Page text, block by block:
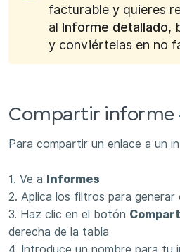
facturable y quieres
al Informe detallado,
y conviértelas en no
Compartir informe
Para compartir un enlace a un
1. Ve a Informes
2. Aplica los filtros para generar
3. Haz clic en el botón
derecha de la tabla